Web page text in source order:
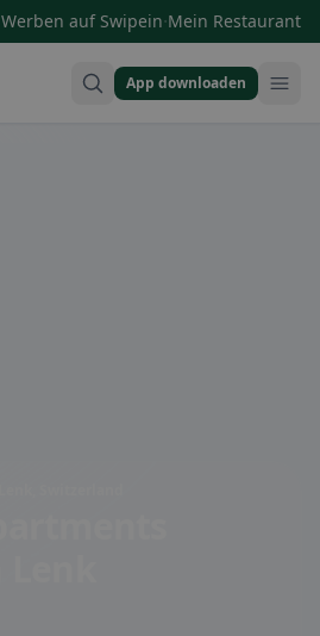
Werben auf Swipein·Mein Restaurant
App downloaden